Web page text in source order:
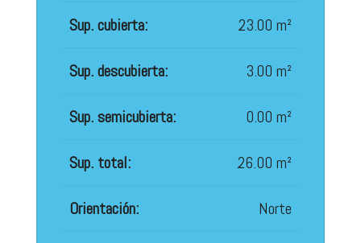
Sup. cubierta: 23.00 m²
Sup. descubierta: 3.00 m²
Sup. semicubierta: 0.00 m²
Sup. total: 26.00 m²
Orientación: Norte